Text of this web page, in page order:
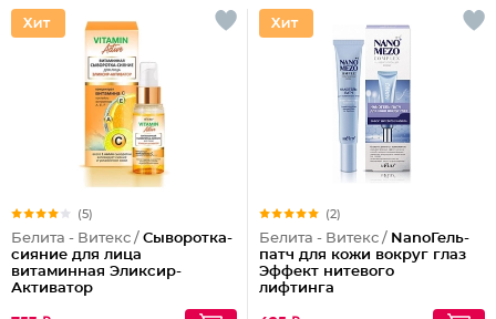
(5)
Белита - Витекс / Сыворотка-
сияние для лица
витаминная Эликсир-
Активатор
(2)
Белита - Витекс / NanoГель-
патч для кожи вокруг глаз
Эффект нитевого
лифтинга